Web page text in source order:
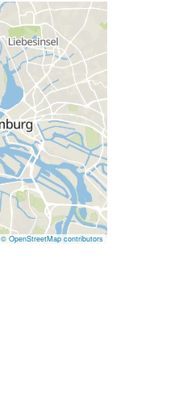
© OpenStreetMap contributors